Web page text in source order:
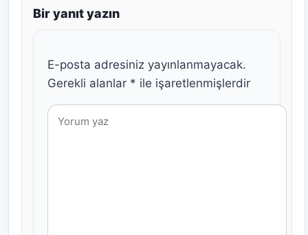
Bir yanıt yazın
E-posta adresiniz yayınlanmayacak.
Gerekli alanlar * ile işaretlenmişlerdir